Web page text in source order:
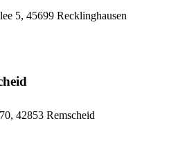
5, 45699 Recklinghausen
42853 Remscheid